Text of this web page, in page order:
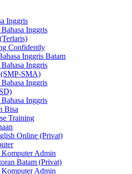
Inggris
Inggris
Confidently
Inggris Batam
Inggris
(SMP-SMA)
Inggris
Inggris
Bisa
Training
Online (Privat)
Komputer Admin
Batam (Privat)
Komputer Admin